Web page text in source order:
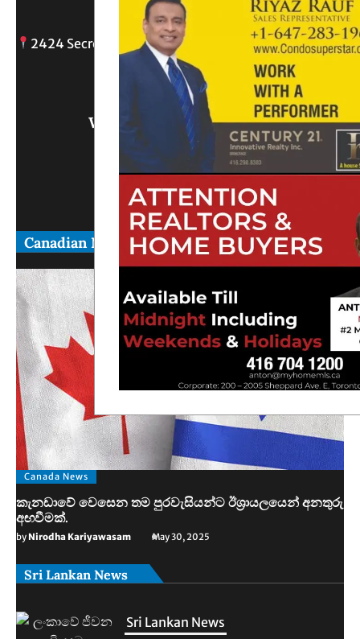
2424 Secreto drive, Oshawa, ON
info@
Write Us What You Think
Canadian News
Canada News
කැනඩාවේ වෙසෙන තම පුරවැසියන්ට ඊශ්‍රායලයෙන් අනතුරු
අඟවීමක්.
byNirodha Kariyawasam May 30, 2025
Sri Lankan News
Sri Lankan News